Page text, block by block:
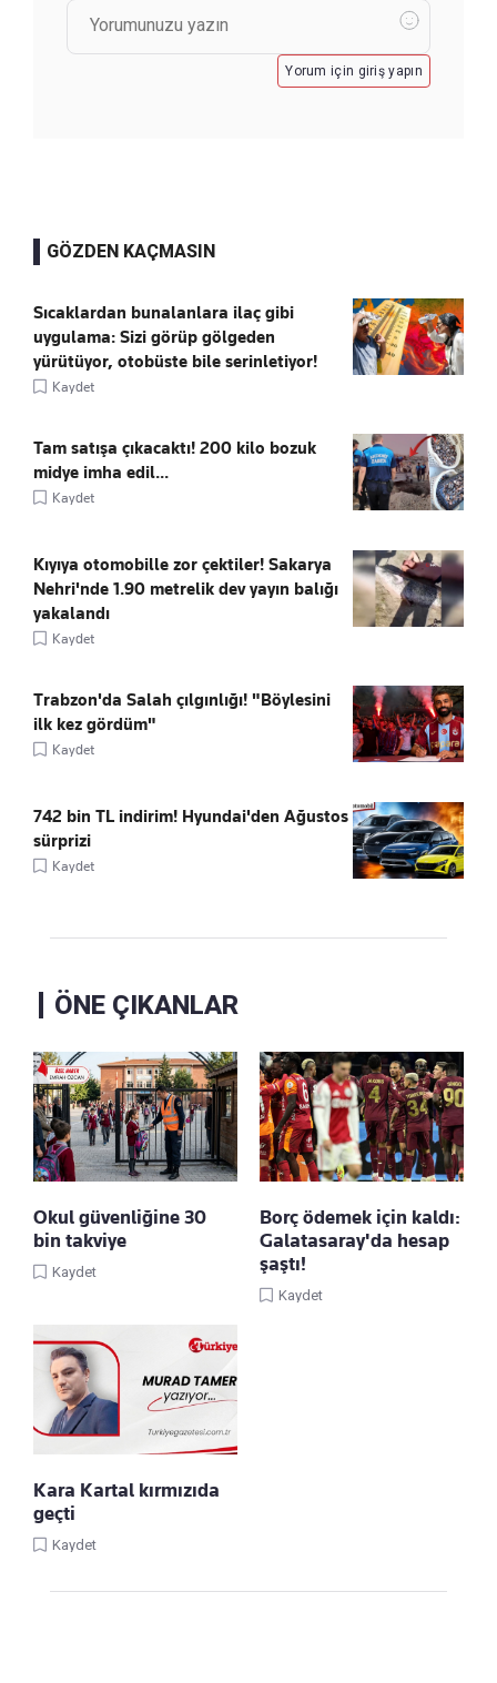
Yorum için giriş yapın
GÖZDEN KAÇMASIN
Sıcaklardan bunalanlara ilaç gibi
uygulama: Sizi görüp gölgeden
yürütüyor, otobüste bile serinletiyor!
Kaydet
Tam satışa çıkacaktı! 200 kilo bozuk
midye imha edil...
Kaydet
Kıyıya otomobille zor çektiler! Sakarya
Nehri'nde 1.90 metrelik dev yayın balığı
yakalandı
Kaydet
Trabzon'da Salah çılgınlığı! "Böylesini
ilk kez gördüm"
Kaydet
742 bin TL indirim! Hyundai'den Ağustos
sürprizi
Kaydet
ÖNE ÇIKANLAR
Okul güvenliğine 30
bin takviye
Kaydet
Borç ödemek için kaldı:
Galatasaray'da hesap
şaştı!
Kaydet
Kara Kartal kırmızıda
geçti
Kaydet